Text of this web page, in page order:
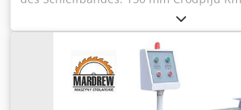
Abmessungen des festen Arbeitstisches:
Abmessungen des kippbaren
Mechanische Oszillation Absaugdüse
Stromversorgung: 380 V Motordrehzahl:
Leistung des Motors: 3 kW
850 mm Breite: 1 400 mm Höhe: 1 350